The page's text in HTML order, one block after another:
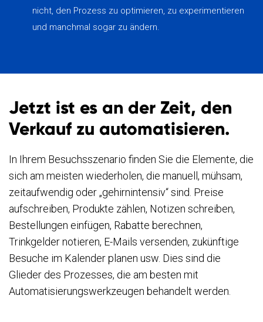
nicht, den Prozess zu optimieren, zu experimentieren
und manchmal sogar zu ändern.
Jetzt ist es an der Zeit, den
Verkauf zu automatisieren.
In Ihrem Besuchsszenario finden Sie die Elemente, die
sich am meisten wiederholen, die manuell, mühsam,
zeitaufwendig oder „gehirnintensiv“ sind. Preise
aufschreiben, Produkte zählen, Notizen schreiben,
Bestellungen einfügen, Rabatte berechnen,
Trinkgelder notieren, E-Mails versenden, zukünftige
Besuche im Kalender planen usw. Dies sind die
Glieder des Prozesses, die am besten mit
Automatisierungswerkzeugen behandelt werden.